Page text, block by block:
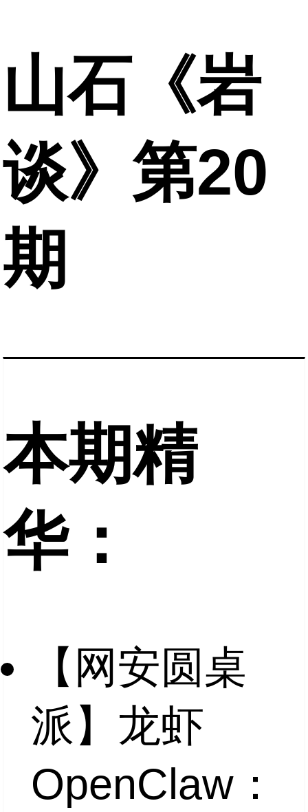
山石《岩
谈》第20
期
本期精
华：
【网安圆桌
派】龙虾
OpenClaw：